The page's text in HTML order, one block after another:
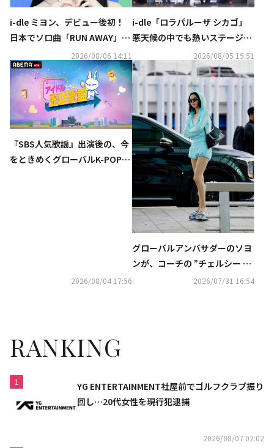
i-dle ミヨン、デビュー後初！
日本でソロ曲「RUN AWAY」を
8月10日にリリース2026/08/06 14:11
i-dle「ロラパルーザ シカゴ」
悪天候の中でも熱いステージで
魅了！初公開の新曲パフォーマ
ンスも
2026/08/05 15:51
『SBS人気歌謡』出演後の、今
をときめくグローバルK-POPア
2026/08/04 17:56
グローバルアンバサダーのソヨ
ンが、コーチの ”チェルシー シ
ョルダー バッグ“ を着用2026/07/31 16:54
RANKING
1
YG ENTERTAINMENT社屋前でゴルフクラブ振り
回し…20代女性を現行犯逮捕
2026/08/07 02:02